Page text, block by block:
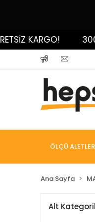
KARGO!
ÖLÇÜ
Ana Sayfa
Alt